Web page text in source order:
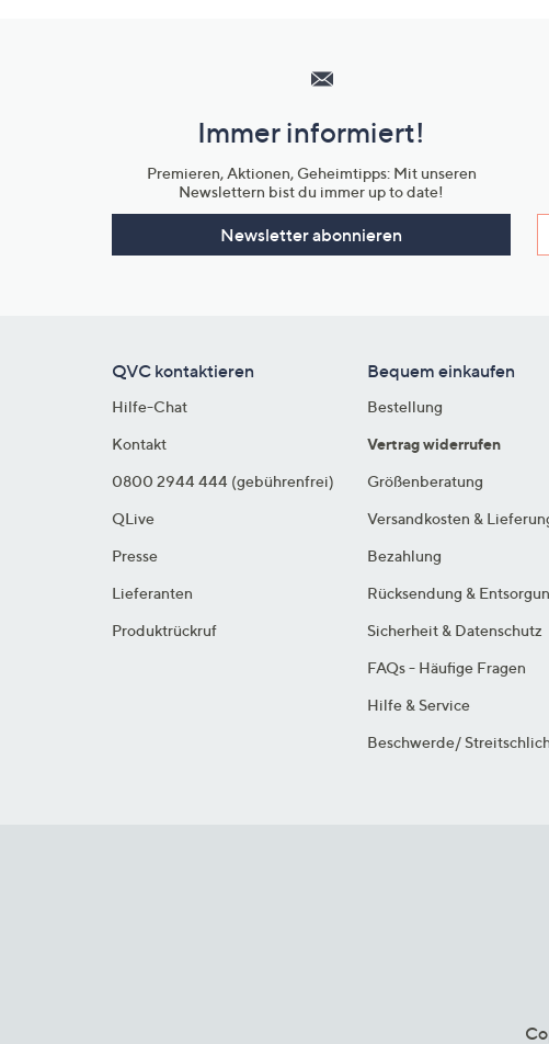
Unternehmensinformationen
Immer informiert!
Premieren, Aktionen, Geheimtipps: Mit unseren
Newslettern bist du immer up to date!
Newsletter abonnieren
QVC kontaktieren
Hilfe-Chat
Kontakt
0800 2944 444 (gebührenfrei)
QLive
Presse
Lieferanten
Produktrückruf
Bequem einkaufen
Bestellung
Vertrag widerrufen
Größenberatung
Versandkosten &
Bezahlung
Rücksendung &
Sicherheit & Datenschutz
FAQs - Häufige Fragen
Hilfe & Service
Beschwerde/